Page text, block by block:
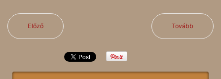
Előző Tovább